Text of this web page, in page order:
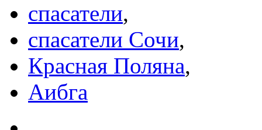
спасатели,
спасатели Сочи,
Красная Поляна,
Аибга